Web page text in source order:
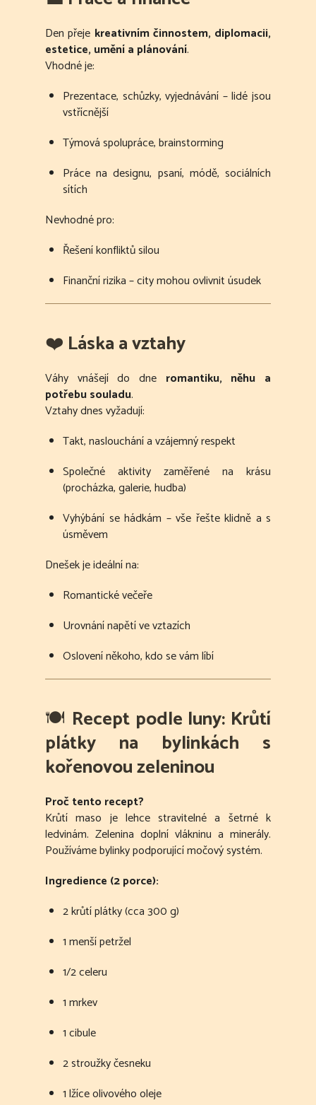
Den přeje kreativním činnostem, diplomacii,
estetice, umění a plánování.
Vhodné je:
Prezentace, schůzky, vyjednávání – lidé jsou
vstřícnější
Týmová spolupráce, brainstorming
Práce na designu, psaní, módě, sociálních
sítích
Nevhodné pro:
Řešení konfliktů silou
Finanční rizika – city mohou ovlivnit úsudek
❤️ Láska a vztahy
Váhy vnášejí do dne romantiku, něhu a
potřebu souladu.
Vztahy dnes vyžadují:
Takt, naslouchání a vzájemný respekt
Společné aktivity zaměřené na krásu
(procházka, galerie, hudba)
Vyhýbání se hádkám – vše řešte klidně a s
úsměvem
Dnešek je ideální na:
Romantické večeře
Urovnání napětí ve vztazích
Oslovení někoho, kdo se vám líbí
🍽️ Recept podle luny: Krůtí
plátky na bylinkách s
kořenovou zeleninou
Proč tento recept?
Krůtí maso je lehce stravitelné a šetrné k
ledvinám. Zelenina doplní vlákninu a minerály.
Používáme bylinky podporující močový systém.
Ingredience (2 porce):
2 krůtí plátky (cca 300 g)
1 menší petržel
1/2 celeru
1 mrkev
1 cibule
2 stroužky česneku
1 lžíce olivového oleje